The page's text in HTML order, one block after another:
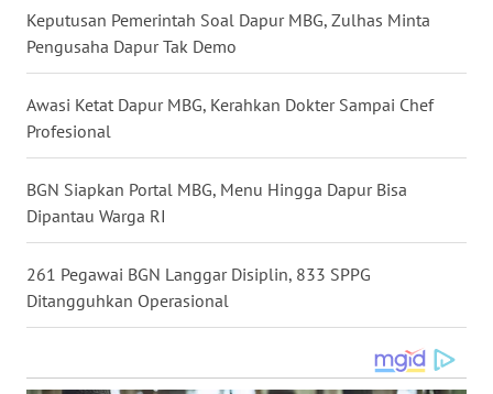
Keputusan Pemerintah Soal Dapur MBG, Zulhas Minta
Pengusaha Dapur Tak Demo
Awasi Ketat Dapur MBG, Kerahkan Dokter Sampai Chef
Profesional
BGN Siapkan Portal MBG, Menu Hingga Dapur Bisa
Dipantau Warga RI
261 Pegawai BGN Langgar Disiplin, 833 SPPG
Ditangguhkan Operasional
JOGJA
JATIM
BALI
KALBAR